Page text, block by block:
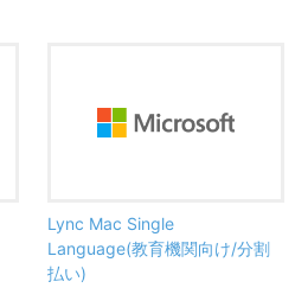
Lync Mac Single
Language(教育機関向け/分割
払い)